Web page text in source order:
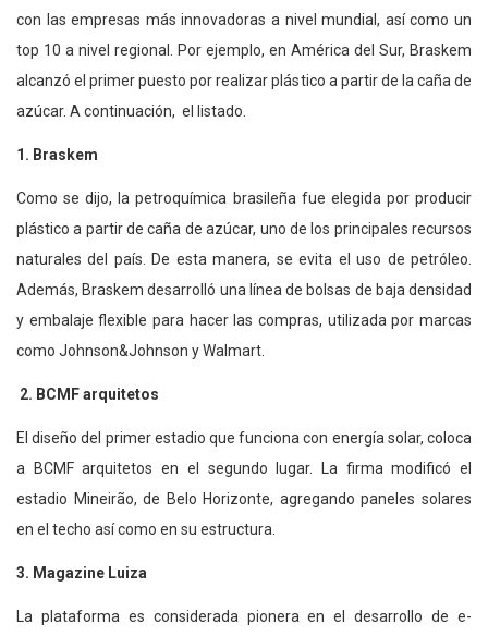
con las empresas más innovadoras a nivel mundial, así como un
top 10 a nivel regional. Por ejemplo, en América del Sur, Braskem
alcanzó el primer puesto por realizar plástico a partir de la caña de
azúcar. A continuación, el listado.
1. Braskem
Como se dijo, la petroquímica brasileña fue elegida por producir
plástico a partir de caña de azúcar, uno de los principales recursos
naturales del país. De esta manera, se evita el uso de petróleo.
Además, Braskem desarrolló una línea de bolsas de baja densidad
y embalaje flexible para hacer las compras, utilizada por marcas
como Johnson&Johnson y Walmart.
2. BCMF arquitetos
El diseño del primer estadio que funciona con energía solar, coloca
a BCMF arquitetos en el segundo lugar. La firma modificó el
estadio Mineirão, de Belo Horizonte, agregando paneles solares
en el techo así como en su estructura.
3. Magazine Luiza
La plataforma es considerada pionera en el desarrollo de e-